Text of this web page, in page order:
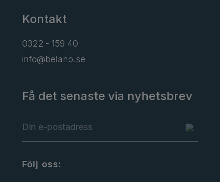
Kontakt
0322 - 159 40
info@belano.se
Få det senaste via nyhetsbrev
Följ oss: